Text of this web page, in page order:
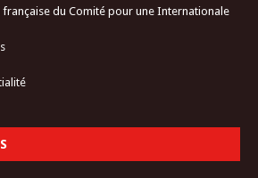
du Comité pour une Internationale